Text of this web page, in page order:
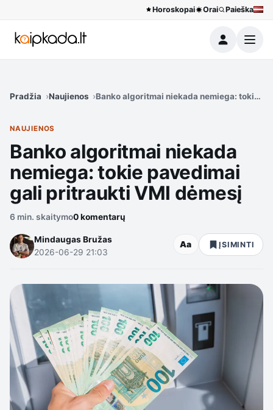
Horoskopai Orai Paieška
Meniu
Pradžia Naujienos Banko algoritmai niekada nemiega: tokie
NAUJIENOS
Banko algoritmai niekada
nemiega: tokie pavedimai
gali pritraukti VMI dėmesį
6 min. skaitymo0 komentarų
Mindaugas Bružas
2026-06-29 21:03
Aa ĮSIMINTI